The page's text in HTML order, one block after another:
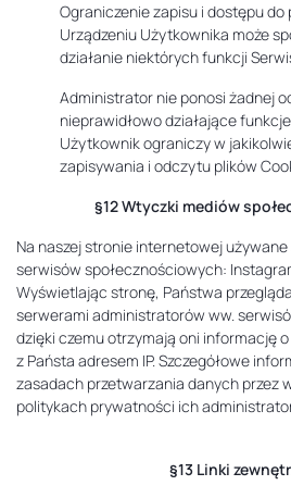
Ograniczenie zapisu i dostępu do
Urządzeniu Użytkownika może
działanie niektórych funkcji
Administrator nie ponosi żadnej
nieprawidłowo działające
Użytkownik ograniczy w
zapisywania i odczytu plików
§12 Wtyczki mediów
Na naszej stronie internetowej
serwisów społecznościowych:
Wyświetlając stronę, Państwa
serwerami administratorów ww.
dzięki czemu otrzymają oni informację
z Państa adresem IP. Szczegółowe
zasadach przetwarzania danych przez
politykach prywatności ich
§13 Linki